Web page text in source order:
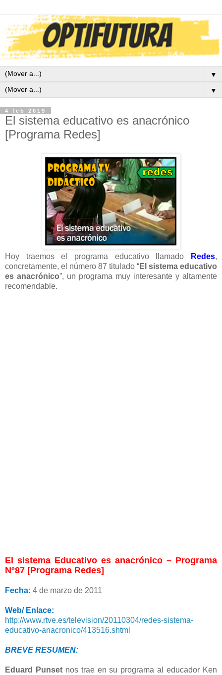
▼
▼
4 feb 2019
El sistema educativo es anacrónico
[Programa Redes]
Hoy traemos el programa educativo llamado Redes,
concretamente, el número 87 titulado “El sistema educativo
es anacrónico”, un programa muy interesante y altamente
recomendable.
El sistema Educativo es anacrónico – Programa
Nº87 [Programa Redes]
Fecha: 4 de marzo de 2011
Web/ Enlace:
http://www.rtve.es/television/20110304/redes-sistema-
educativo-anacronico/413516.shtml
BREVE RESUMEN:
Eduard Punsetnos trae en su programa al educador Ken